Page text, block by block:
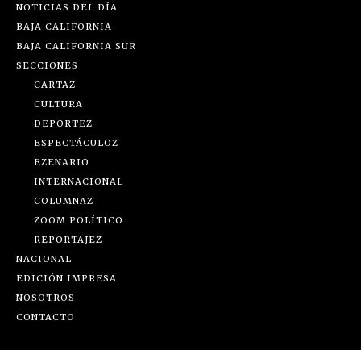
NOTICIAS DEL DÍA
BAJA CALIFORNIA
BAJA CALIFORNIA SUR
SECCIONES
CARTAZ
CULTURA
DEPORTEZ
ESPECTÁCULOZ
EZENARIO
INTERNACIONAL
COLUMNAZ
ZOOM POLÍTICO
REPORTAJEZ
NACIONAL
EDICIÓN IMPRESA
NOSOTROS
CONTACTO